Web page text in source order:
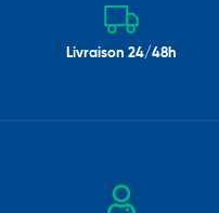
Livraison 24/48h